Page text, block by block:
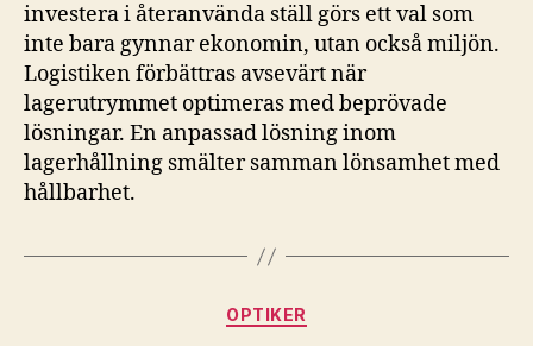
investera i återanvända ställ görs ett val som
inte bara gynnar ekonomin, utan också miljön.
Logistiken förbättras avsevärt när
lagerutrymmet optimeras med beprövade
lösningar. En anpassad lösning inom
lagerhållning smälter samman lönsamhet med
hållbarhet.
Kategorier
OPTIKER